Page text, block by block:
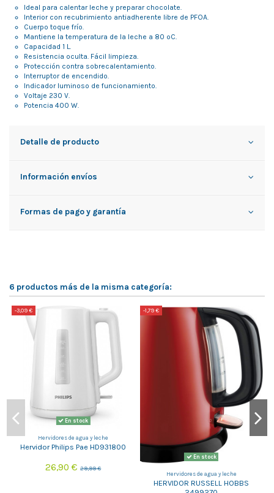
Ideal para calentar leche y preparar chocolate.
Interior con recubrimiento antiadherente libre de PFOA.
Cuerpo toque frío.
Mantiene la temperatura de la leche a 80 ºC.
Capacidad 1 L.
Resistencia oculta. Fácil limpieza.
Protección contra sobrecalentamiento.
Interruptor de encendido.
Indicador luminoso de funcionamiento.
Voltaje 230 V.
Potencia 400 W.
Detalle de producto
Información envíos
Formas de pago y garantía
6 productos más de la misma categoría:
-3,09 €
En stock
Hervidores de agua y leche
Hervidor Philips Pae HD931800
26,90 €29,99 €
-1,79 €
En stock
Hervidores de agua y leche
HERVIDOR RUSSELL HOBBS